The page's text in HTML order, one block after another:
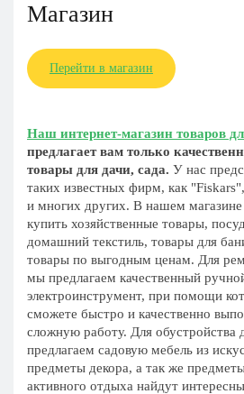
Магазин
Перейти в магазин
Наш интернет-магазин товаров
предлагает вам только
товары для дачи, сада. У нас
таких известных фирм, как
и многих других. В нашем
купить хозяйственные товары,
домашний текстиль, товары для
товары по выгодным ценам. Для
мы предлагаем качественный
электроинструмент, при помощи
сможете быстро и качественно
сложную работу. Для
предлагаем садовую мебель из
предметы декора, а так же
активного отдыха найдут